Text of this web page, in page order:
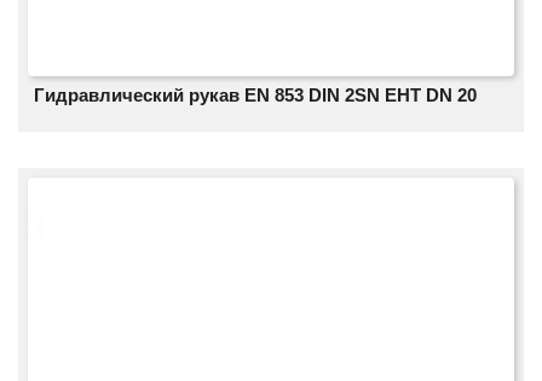
Гидравлический рукав EN 853 DIN 2SN EHT DN 20